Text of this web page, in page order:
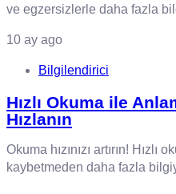
ve egzersizlerle daha fazla
10 ay ago
Bilgilendirici
Hızlı Okuma ile
Hızlanın
Okuma hızınızı artırın!
kaybetmeden daha fazla